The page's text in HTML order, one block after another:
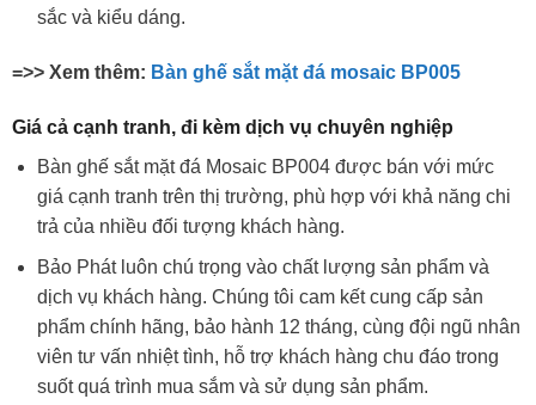
sắc và kiểu dáng.
=>> Xem thêm: Bàn ghế sắt mặt đá mosaic BP005
Giá cả cạnh tranh, đi kèm dịch vụ chuyên nghiệp
Bàn ghế sắt mặt đá Mosaic BP004 được bán với mức
giá cạnh tranh trên thị trường, phù hợp với khả năng chi
trả của nhiều đối tượng khách hàng.
Bảo Phát luôn chú trọng vào chất lượng sản phẩm và
dịch vụ khách hàng. Chúng tôi cam kết cung cấp sản
phẩm chính hãng, bảo hành 12 tháng, cùng đội ngũ nhân
viên tư vấn nhiệt tình, hỗ trợ khách hàng chu đáo trong
suốt quá trình mua sắm và sử dụng sản phẩm.